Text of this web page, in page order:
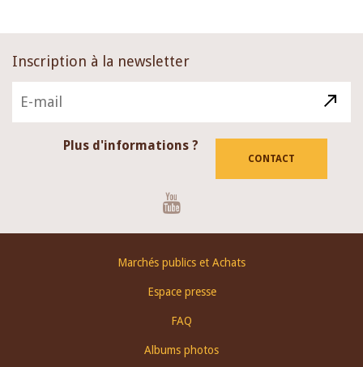
Inscription à la newsletter
Plus d'informations ?
CONTACT
Marchés publics et Achats
Espace presse
FAQ
Albums photos